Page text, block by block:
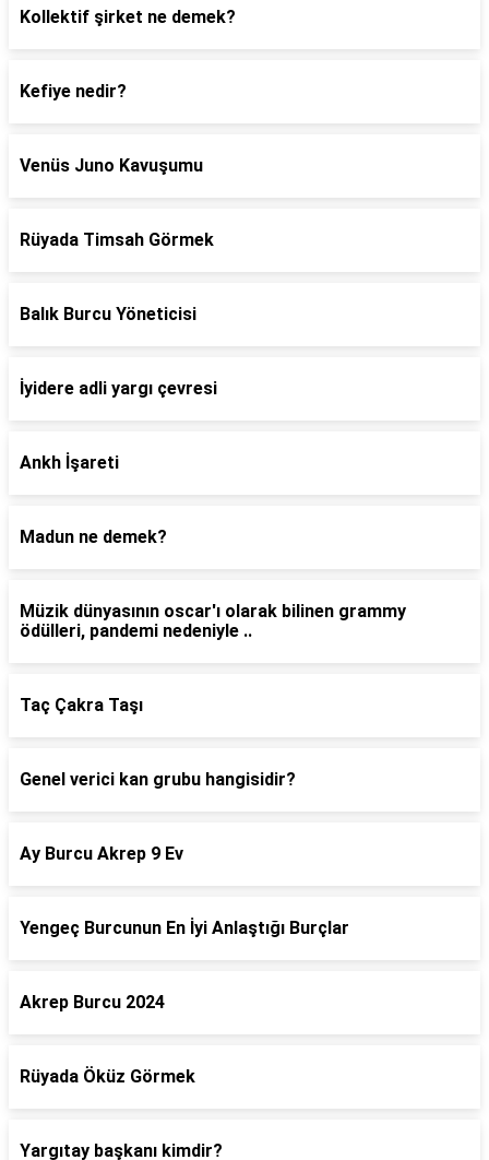
Kollektif şirket ne demek?
Kefiye nedir?
Venüs Juno Kavuşumu
Rüyada Timsah Görmek
Balık Burcu Yöneticisi
İyidere adli yargı çevresi
Ankh İşareti
Madun ne demek?
Müzik dünyasının oscar'ı olarak bilinen grammy
ödülleri, pandemi nedeniyle ..
Taç Çakra Taşı
Genel verici kan grubu hangisidir?
Ay Burcu Akrep 9 Ev
Yengeç Burcunun En İyi Anlaştığı Burçlar
Akrep Burcu 2024
Rüyada Öküz Görmek
Yargıtay başkanı kimdir?